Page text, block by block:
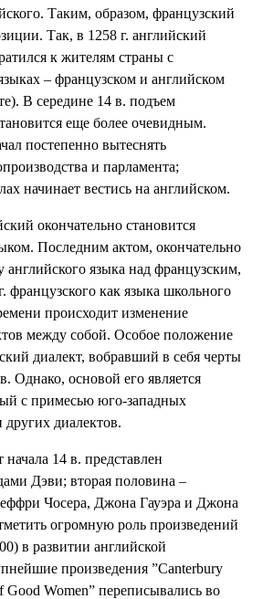
Таким, образом, французский
Так, в 1258 г. английский
к жителям страны с
– французском и английском
В середине 14 в. подъем
еще более очевидным.
постепенно вытеснять
и парламента;
начинает вестись на английском.
окончательно становится
Последним актом, окончательно
языка над французским,
французского как языка школьного
происходит изменение
между собой. Особое положение
диалект, вобравший в себя черты
Однако, основой его является
с примесью юго-западных
других диалектов.
14 в. представлен
Дэви; вторая половина –
Чосера, Джона Гауэра и Джона
огромную роль произведений
в развитии английской
произведения ”Canterbury
Good Women” переписывались во